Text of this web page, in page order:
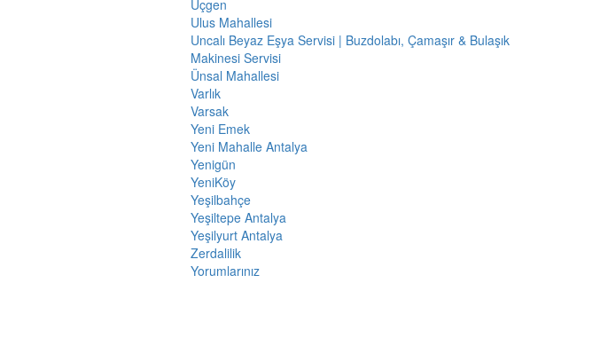
Üçgen
Ulus Mahallesi
Uncalı Beyaz Eşya Servisi | Buzdolabı, Çamaşır & Bulaşık
Makinesi Servisi
Ünsal Mahallesi
Varlık
Varsak
Yeni Emek
Yeni Mahalle Antalya
Yenigün
YeniKöy
Yeşilbahçe
Yeşiltepe Antalya
Yeşilyurt Antalya
Zerdalilik
Yorumlarınız